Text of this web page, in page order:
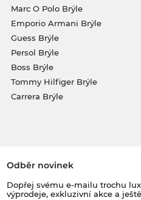
Marc O Polo Brýle
Emporio Armani Brýle
Guess Brýle
Persol Brýle
Boss Brýle
Tommy Hilfiger Brýle
Carrera Brýle
Odběr novinek
Dopřej svému e-mailu trochu
výprodeje, exkluzivní akce a